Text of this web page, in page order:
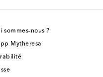
sommes-nous ?
Mytheresa